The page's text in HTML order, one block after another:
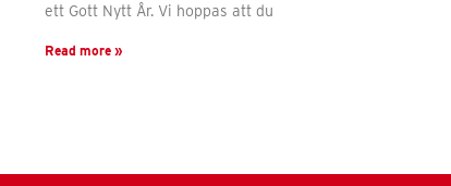
ett Gott Nytt År. Vi hoppas att du
Read more »